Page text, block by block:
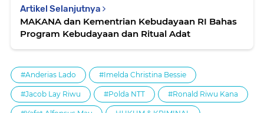
Artikel Selanjutnya
MAKANA dan Kementrian Kebudayaan RI Bahas
Program Kebudayaan dan Ritual Adat
#Anderias Lado #Imelda Christina Bessie
#Jacob Lay Riwu #Polda NTT #Ronald Riwu Kana